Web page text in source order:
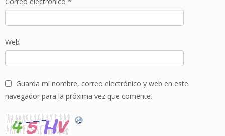
Web
Guarda mi nombre, correo electrónico y web en este
navegador para la próxima vez que comente.